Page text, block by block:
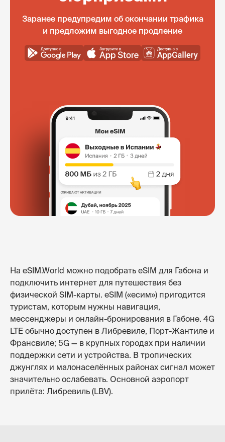
Заранее предупредим об окончании трафика
и предложим выгодное продление
На eSIM.World можно подобрать eSIM для Габона и
подключить интернет для путешествия без
физической SIM-карты. eSIM («есим») пригодится
туристам, которым нужны навигация,
мессенджеры и онлайн-бронирования в Габоне. 4G
LTE обычно доступен в Либревиле, Порт-Жантиле и
Франсвиле; 5G — в крупных городах при наличии
поддержки сети и устройства. В тропических
джунглях и малонаселённых районах сигнал может
значительно ослабевать. Основной аэропорт
прилёта: Либревиль (LBV).